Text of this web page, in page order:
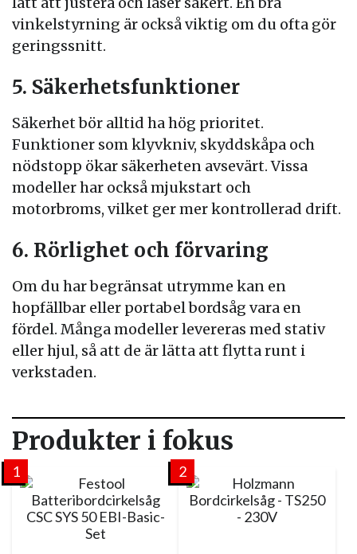
vinkelstyrning är också viktig om du ofta gör
geringssnitt.
5. Säkerhetsfunktioner
Säkerhet bör alltid ha hög prioritet.
Funktioner som klyvkniv, skyddskåpa och
nödstopp ökar säkerheten avsevärt. Vissa
modeller har också mjukstart och
motorbroms, vilket ger mer kontrollerad drift.
6. Rörlighet och förvaring
Om du har begränsat utrymme kan en
hopfällbar eller portabel bordsåg vara en
fördel. Många modeller levereras med stativ
eller hjul, så att de är lätta att flytta runt i
verkstaden.
Produkter i fokus
1 2